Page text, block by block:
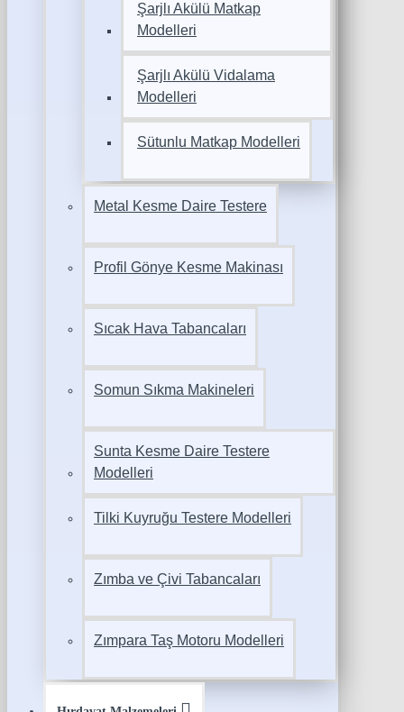
Şarjlı Akülü Matkap
Modelleri
Şarjlı Akülü Vidalama
Modelleri
Sütunlu Matkap Modelleri
Metal Kesme Daire Testere
Profil Gönye Kesme Makinası
Sıcak Hava Tabancaları
Somun Sıkma Makineleri
Sunta Kesme Daire Testere
Modelleri
Tilki Kuyruğu Testere Modelleri
Zımba ve Çivi Tabancaları
Zımpara Taş Motoru Modelleri